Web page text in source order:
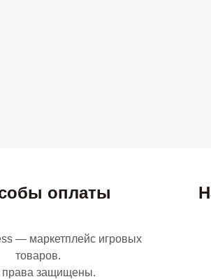
оплаты
— маркетплейс игровых
товаров.
права защищены.